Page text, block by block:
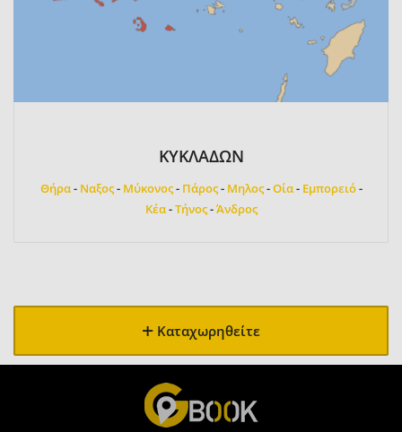
ΚΥΚΛΑΔΩΝ
Θήρα- Ναξος- Μύκονος- Πάρος- Μηλος-Οία- Εμπορειό-
Κέα-Τήνος-Άνδρος
Καταχωρηθείτε